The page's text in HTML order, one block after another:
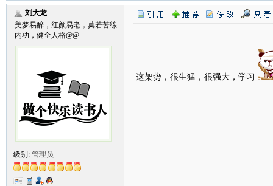
刘大龙
美梦易醉，红颜易老，莫若苦练
内功，健全人格@@
级别: 管理员
这架势，很生猛，很强大，学习